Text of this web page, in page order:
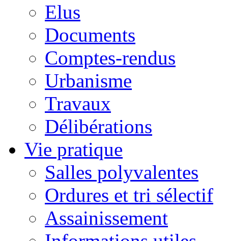
Elus
Documents
Comptes-rendus
Urbanisme
Travaux
Délibérations
Vie pratique
Salles polyvalentes
Ordures et tri sélectif
Assainissement